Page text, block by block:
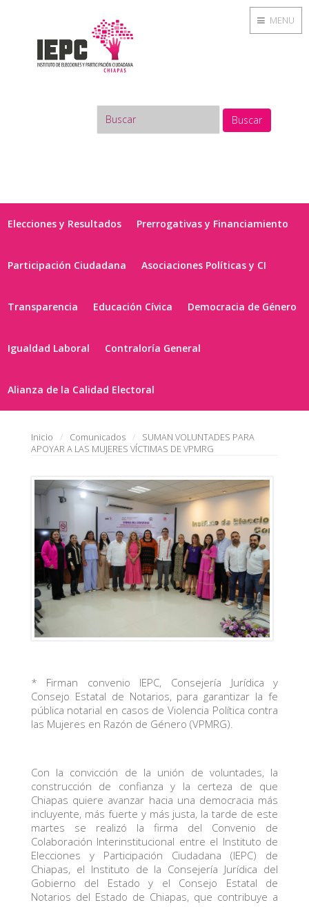
Buscar
Elecciones y Resultados Prerrogativas y Financiamiento
Participación Ciudadana Asociaciones Políticas y CI
Transparencia Educación Cívica Democracia de Género
Igualdad Laboral Contraloría General
Alianza de la Calidad Electoral
Inicio Comunicados
SUMAN VOLUNTADES PARA
APOYAR A LAS MUJERES VÍCTIMAS DE VPMRG
* Firman convenio IEPC, Consejería Jurídica y
Consejo Estatal de Notarios, para garantizar la fe
pública notarial en casos de Violencia Política contra
las Mujeres en Razón de Género (VPMRG).
Con la convicción de la unión de voluntades, la
construcción de confianza y la certeza de que
Chiapas quiere avanzar hacia una democracia más
incluyente, más fuerte y más justa, la tarde de este
martes se realizó la firma del Convenio de
Colaboración Interinstitucional entre el Instituto de
Elecciones y Participación Ciudadana (IEPC) de
Chiapas, el Instituto de la Consejería Jurídica del
Gobierno del Estado y el Consejo Estatal de
Notarios del Estado de Chiapas, que contribuye a
MENU